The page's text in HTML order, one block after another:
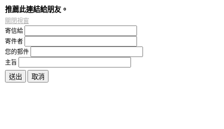
推薦此連結給朋友。
關閉視窗
寄信給
寄件者
您的郵件
主旨
送出 取消